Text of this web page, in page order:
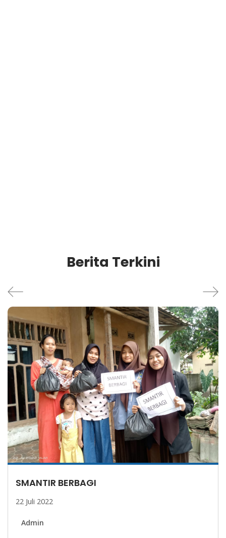
Berita Terkini
SELAMAT DATANG SISWA ADEM DI SMA